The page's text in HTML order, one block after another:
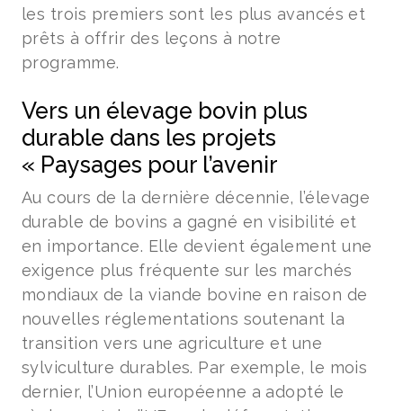
les trois premiers sont les plus avancés et
prêts à offrir des leçons à notre
programme.
Vers un élevage bovin plus
durable dans les projets
« Paysages pour l’avenir
Au cours de la dernière décennie, l’élevage
durable de bovins a gagné en visibilité et
en importance. Elle devient également une
exigence plus fréquente sur les marchés
mondiaux de la viande bovine en raison de
nouvelles réglementations soutenant la
transition vers une agriculture et une
sylviculture durables. Par exemple, le mois
dernier, l’Union européenne a adopté le